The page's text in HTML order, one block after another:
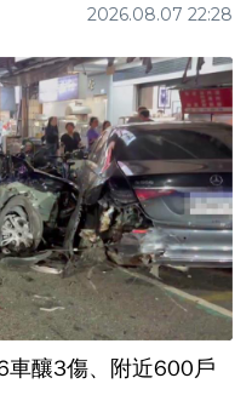
2026.08.07 22:28
車釀3傷、附近600戶